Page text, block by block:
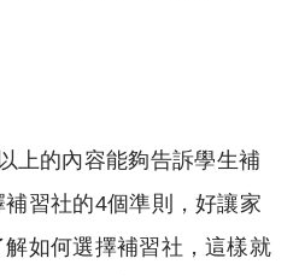
上的內容能夠告訴學生補
習社的4個準則，好讓家
如何選擇補習社，這樣就